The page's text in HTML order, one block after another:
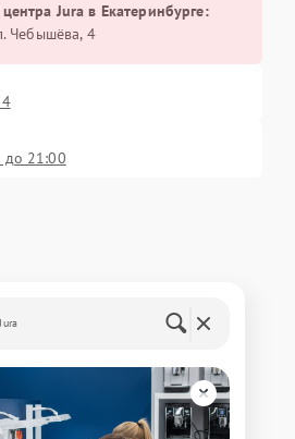
Jura в Екатеринбурге:
Чебышёва, 4
до 21:00